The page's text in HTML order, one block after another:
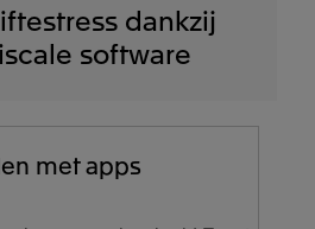
dankzij
software
met apps